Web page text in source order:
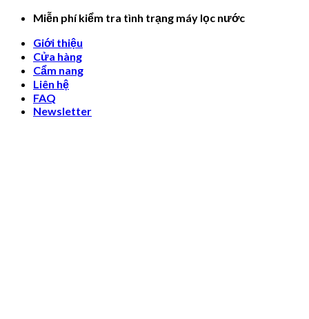
Skip
content
Miễn phí kiểm tra tình trạng máy lọc nước
Giới thiệu
Cửa hàng
Cẩm nang
Liên hệ
FAQ
Newsletter